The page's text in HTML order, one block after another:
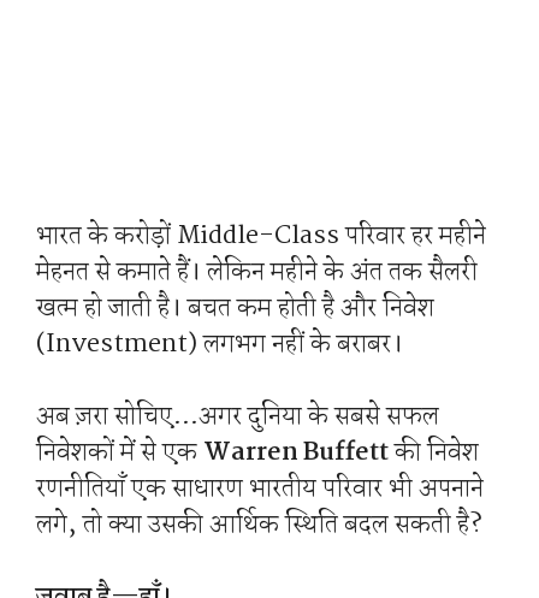
भारत के करोड़ों Middle-Class परिवार हर महीने
मेहनत से कमाते हैं। लेकिन महीने के अंत तक सैलरी
खत्म हो जाती है। बचत कम होती है और निवेश
(Investment) लगभग नहीं के बराबर।
अब ज़रा सोचिए…अगर दुनिया के सबसे सफल
निवेशकों में से एकWarren Buffettकी निवेश
रणनीतियाँ एक साधारण भारतीय परिवार भी अपनाने
लगे, तो क्या उसकी आर्थिक स्थिति बदल सकती है?